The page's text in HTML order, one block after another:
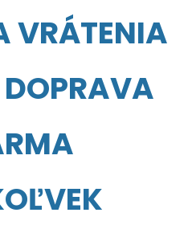
VRÁTENIA